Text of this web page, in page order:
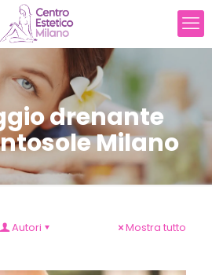
drenante
Milano
Autori Mostra tutto